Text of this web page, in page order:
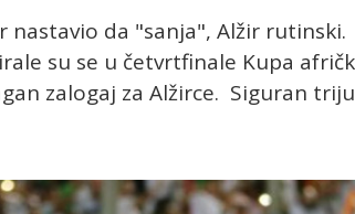
nastavio da "sanja", Alžir
su se u četvrtfinale Kupa
zalogaj za Alžirce. Siguran